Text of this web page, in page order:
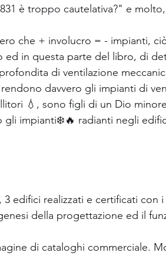
è troppo cautelativa?" e
che + involucro = - impianti,
ed in questa parte del libro, di
di ventilazione
davvero gli impianti di
💧, sono figli di un Dio
gli impianti❄️🔥 radianti negli
edifici realizzati e certificati con i
della progettazione ed il
di cataloghi commerciale.